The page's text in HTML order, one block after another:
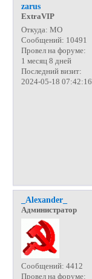
zarus
ExtraVIP
Откуда: МО
Сообщений: 10491
Провел на форуме:
1 месяц 8 дней
Последний визит:
2024-05-18 07:42:16
_Alexander_
Администратор
Сообщений: 4412
Провел на форуме: